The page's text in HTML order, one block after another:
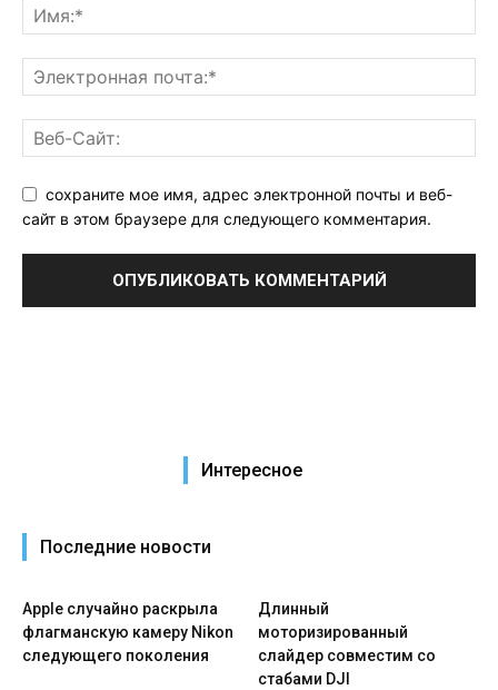
сохраните мое имя, адрес электронной почты и веб-
сайт в этом браузере для следующего комментария.
Интересное
Последние новости
Apple случайно раскрыла
флагманскую камеру Nikon
следующего поколения
Длинный
моторизированный
слайдер совместим со
стабами DJI